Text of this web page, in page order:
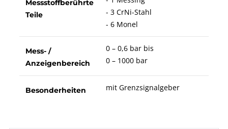
Messstoffberührte
Teile
- 3 CrNi-Stahl
- 6 Monel
Mess- /
Anzeigenbereich
0 – 0,6 bar bis
0 – 1000 bar
Besonderheiten mit Grenzsignalgeber